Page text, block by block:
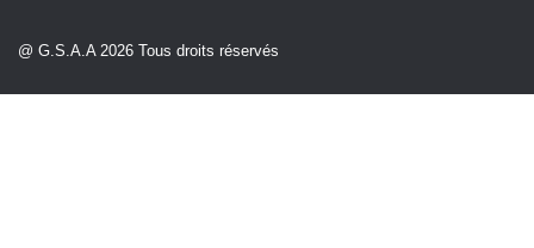
@ G.S.A.A 2026 Tous droits réservés